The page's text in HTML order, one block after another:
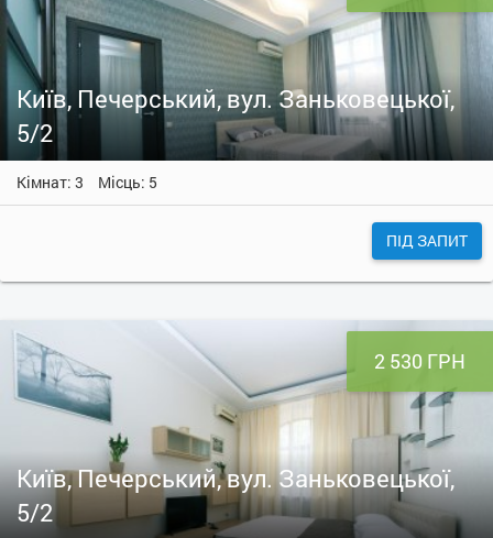
Київ, Печерський, вул. Заньковецької,
5/2
Кімнат: 3 Місць: 5
ПІД ЗАПИТ
2 530 ГРН
Київ, Печерський, вул. Заньковецької,
5/2